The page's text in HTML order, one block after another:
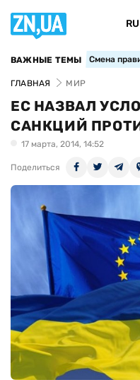
RU
ВАЖНЫЕ ТЕМЫ Смена
ГЛАВНАЯ МИР
ЕС НАЗВАЛ
САНКЦИЙ
17 марта, 2014, 14:52
Поделиться